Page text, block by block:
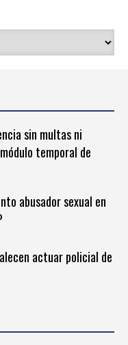
sin multas ni
temporal de
abusador sexual en
actuar policial de